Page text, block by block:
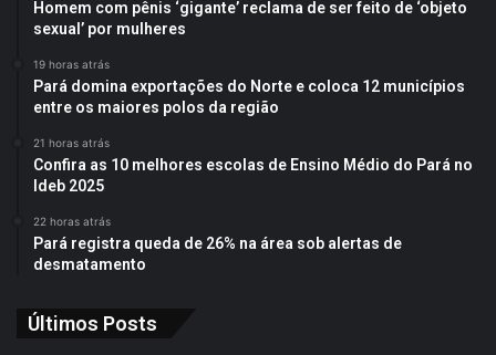
Homem com pênis ‘gigante’ reclama de ser feito de ‘objeto
sexual’ por mulheres
19 horas atrás
Pará domina exportações do Norte e coloca 12 municípios
entre os maiores polos da região
21 horas atrás
Confira as 10 melhores escolas de Ensino Médio do Pará no
Ideb 2025
22 horas atrás
Pará registra queda de 26% na área sob alertas de
desmatamento
Últimos Posts